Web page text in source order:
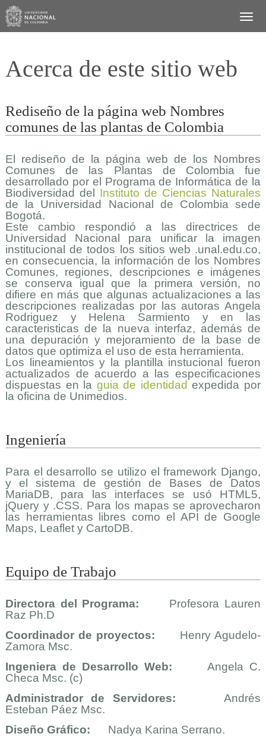
Acerca de este sitio web
Rediseño de la página web Nombres
comunes de las plantas de Colombia
El rediseño de la página web de los Nombres
Comunes de las Plantas de Colombia fue
desarrollado por el Programa de Informática de la
Biodiversidad del Instituto de Ciencias Naturales
de la Universidad Nacional de Colombia sede
Bogotá.
Este cambio respondió a las directrices de
Universidad Nacional para unificar la imagen
institucional de todos los sitios web .unal.edu.co,
en consecuencia, la información de los Nombres
Comunes, regiones, descripciones e imágenes
se conserva igual que la primera versión, no
difiere en más que algunas actualizaciones a las
descripciones realizadas por las autoras Angela
Rodriguez y Helena Sarmiento y en las
caracteristicas de la nueva interfaz, además de
una depuración y mejoramiento de la base de
datos que optimiza el uso de esta herramienta.
Los lineamientos y la plantilla instucional fueron
actualizados de acuerdo a las especificaciones
dispuestas en la guia de identidad expedida por
la oficina de Unimedios.
Ingeniería
Para el desarrollo se utilizo el framework Django,
y el sistema de gestión de Bases de Datos
MariaDB, para las interfaces se usó HTML5,
jQuery y .CSS. Para los mapas se aprovecharon
las herramientas libres como el API de Google
Maps, Leaflet y CartoDB.
Equipo de Trabajo
Directora del Programa: Profesora Lauren
Raz Ph.D
Coordinador de proyectos: Henry Agudelo-
Zamora Msc.
Ingeniera de Desarrollo Web: Angela C.
Checa Msc. (c)
Administrador de Servidores: Andrés
Esteban Páez Msc.
Diseño Gráfico: Nadya Karina Serrano.